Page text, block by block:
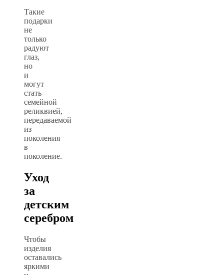
Такие
подарки
не
только
радуют
глаз,
но
и
могут
стать
семейной
реликвией,
передаваемой
из
поколения
в
поколение.
Уход
за
детским
серебром
Чтобы
изделия
оставались
яркими